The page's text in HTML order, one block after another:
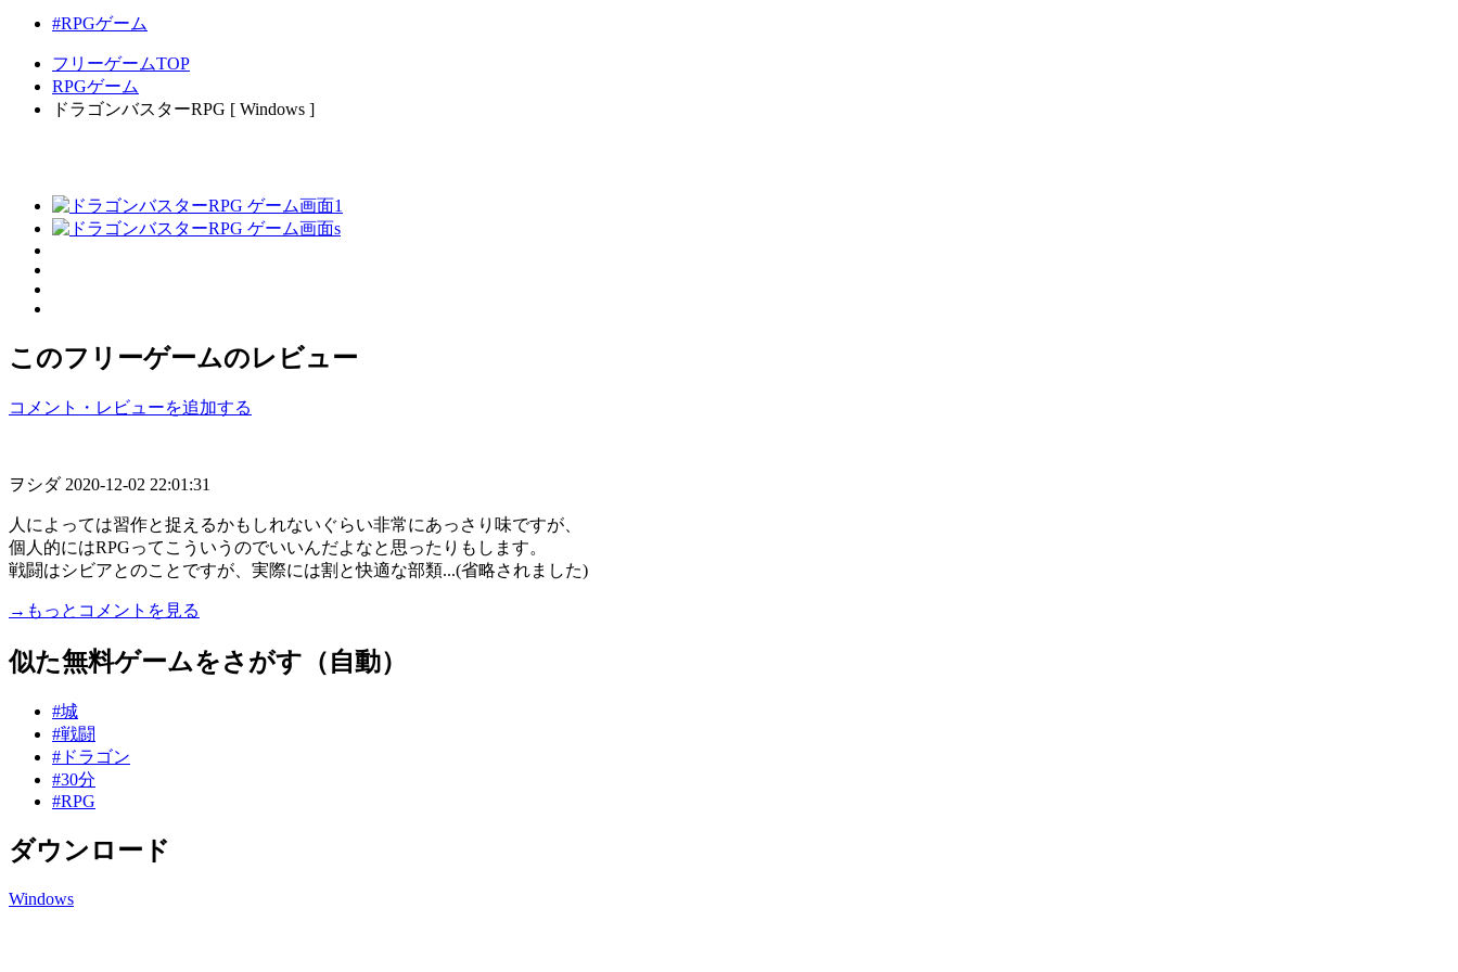
#RPGゲーム
フリーゲームTOP
RPGゲーム
ドラゴンバスターRPG [ Windows ]
このフリーゲームのレビュー
コメント・レビューを追加する
ヲシダ 2020-12-02 22:01:31
人によっては習作と捉えるかもしれないぐらい非常にあっさり味ですが、
個人的にはRPGってこういうのでいいんだよなと思ったりもします。
戦闘はシビアとのことですが、実際には割と快適な部類...(省略されました)
→もっとコメントを見る
似た無料ゲームをさがす（自動）
#城
#戦闘
#ドラゴン
#30分
#RPG
ダウンロード
Windows